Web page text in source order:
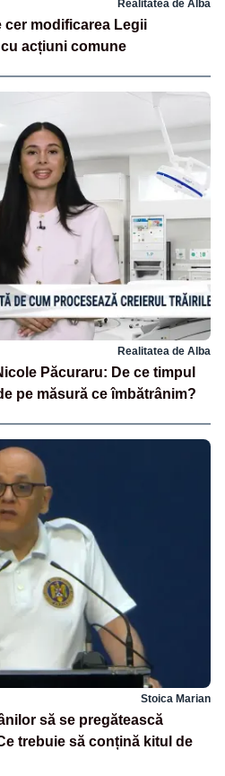
Realitatea de Alba
cer modificarea Legii
acțiuni comune
Realitatea de Alba
Păcuraru: De ce timpul
pe măsură ce îmbătrânim?
Stoica Marian
să se pregătească
trebuie să conțină kitul de